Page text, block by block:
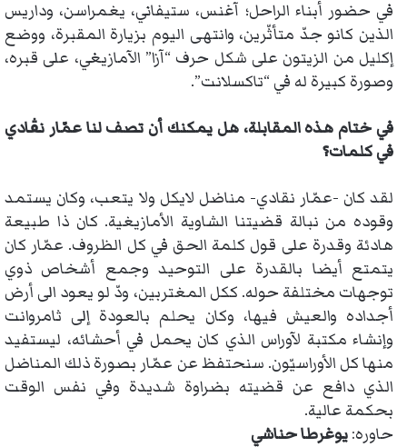
في حضور أبناء الراحل؛ آغنس، ستيفاني، يغمراسن، وداريس
الذين كانو جدّ متأثّرين، وانتهى اليوم بزيارة المقبرة، ووضع
إكليل من الزيتون على شكل حرف “آزا” الآمازيغي، على قبره،
وصورة كبيرة له في “تاكسلانت”.
في ختام هذه المقابلة، هل يمكنك أن تصف لنا عمّار نڨادي
في كلمات؟
لقد كان -عمّار نقادي- مناضل لايكل ولا يتعب، وكان يستمد
وقوده من نبالة قضيتنا الشاوية الأمازيغية. كان ذا طبيعة
هادئة وقدرة على قول كلمة الحق في كل الظروف. عمّار كان
يتمتع أيضا بالقدرة على التوحيد وجمع أشخاص ذوي
توجهات مختلفة حوله. ككل المغتربين، ودّ لو يعود الى أرض
أجداده والعيش فيها، وكان يحلم بالعودة إلى ثامروانت
وإنشاء مكتبة لآوراس الذي كان يحمل في أحشائه، ليستفيد
منها كل الأوراسيّون. سنحتفظ عن عمّار بصورة ذلك المناضل
الذي دافع عن قضيته بضراوة شديدة وفي نفس الوقت
بحكمة عالية.
حاوره:يوغرطا حناشي